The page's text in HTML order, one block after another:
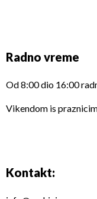
Radno vreme
Od 8:00 dio 16:00
Vikendom is
Kontakt: